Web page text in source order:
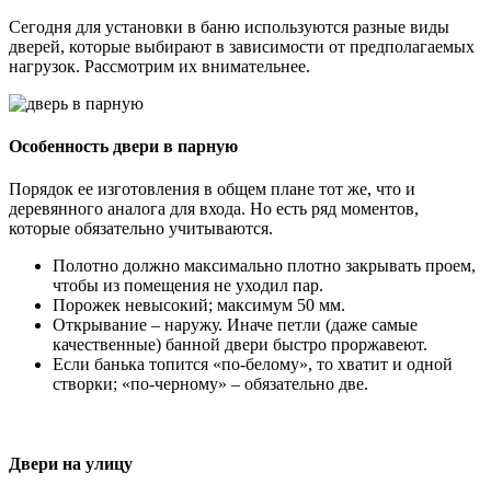
Сегодня для установки в баню используются разные виды
дверей, которые выбирают в зависимости от предполагаемых
нагрузок. Рассмотрим их внимательнее.
Особенность двери в парную
Порядок ее изготовления в общем плане тот же, что и
деревянного аналога для входа. Но есть ряд моментов,
которые обязательно учитываются.
Полотно должно максимально плотно закрывать проем,
чтобы из помещения не уходил пар.
Порожек невысокий; максимум 50 мм.
Открывание – наружу. Иначе петли (даже самые
качественные) банной двери быстро проржавеют.
Если банька топится «по-белому», то хватит и одной
створки; «по-черному» – обязательно две.
Двери на улицу